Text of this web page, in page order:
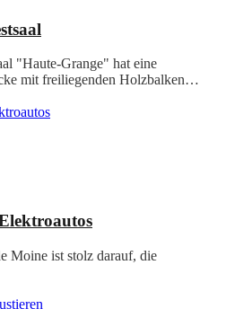
"Haute-Grange" hat eine
mit freiliegenden Holzbalken…
Moine ist stolz darauf, die